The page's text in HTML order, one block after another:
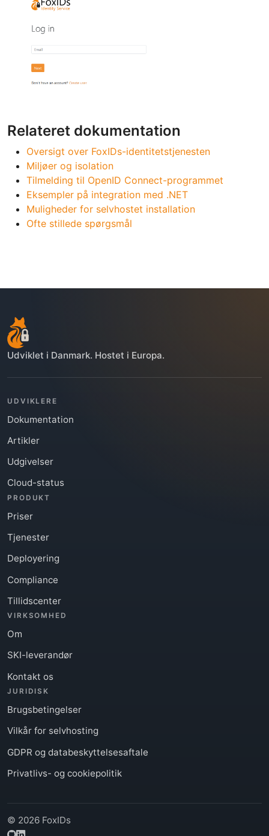
Relateret dokumentation
Oversigt over FoxIDs-identitetstjenesten
Miljøer og isolation
Tilmelding til OpenID Connect-programmet
Eksempler på integration med .NET
Muligheder for selvhostet installation
Ofte stillede spørgsmål
Udviklet i Danmark. Hostet i Europa.
UDVIKLERE
Dokumentation
Artikler
Udgivelser
Cloud-status
PRODUKT
Priser
Tjenester
Deployering
Compliance
Tillidscenter
VIRKSOMHED
Om
SKI-leverandør
Kontakt os
JURIDISK
Brugsbetingelser
Vilkår for selvhosting
GDPR og databeskyttelsesaftale
Privatlivs- og cookiepolitik
© 2026 FoxIDs